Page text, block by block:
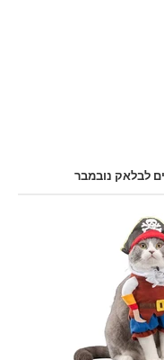
לבלאק נובמבר